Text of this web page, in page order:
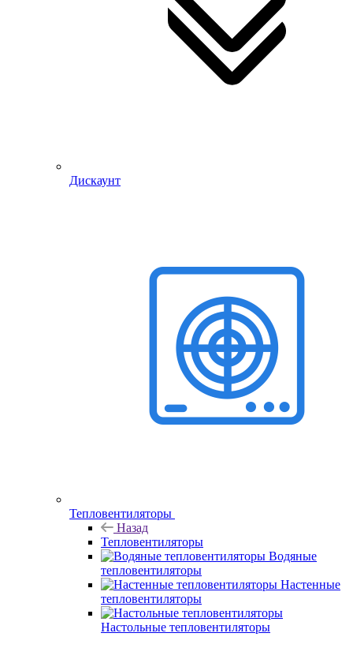
Дискаунт
Тепловентиляторы
Назад
Тепловентиляторы
Водяные
тепловентиляторы
Настенные
тепловентиляторы
Настольные тепловентиляторы